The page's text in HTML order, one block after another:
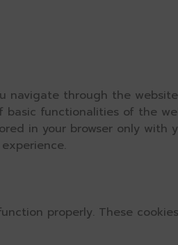
navigate through the
functionalities of the
in your browser only
properly. These